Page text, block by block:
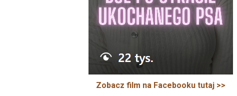
Zobacz film na Facebooku tutaj >>